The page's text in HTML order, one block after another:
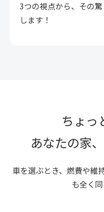
3つの視点から、その
します！
ちょっ
あなたの家
車を選ぶとき、燃費や維
も全く同